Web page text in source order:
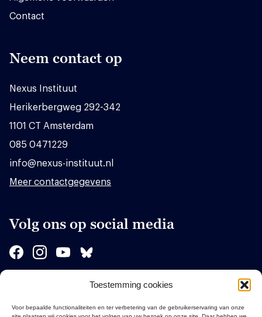
Toestemming cookies
Voor bepaalde functionaliteiten en ter verbetering van de gebruikerservaring van onze
Contact
Neem contact op
Nexus Instituut
Herikerbergweg 292-342
1101 CT Amsterdam
085 0471229
info@nexus-instituut.nl
Meer contactgegevens
Volg ons op social media